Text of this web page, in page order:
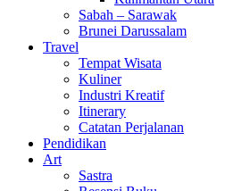
Sabah – Sarawak
Brunei Darussalam
Travel
Tempat Wisata
Kuliner
Industri Kreatif
Itinerary
Catatan Perjalanan
Pendidikan
Art
Sastra